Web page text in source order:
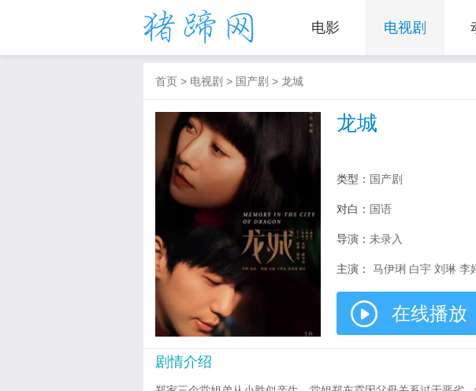
电影 电视剧
首页 > 电视剧 > 国产剧 > 龙城
龙城
类型： 国产剧
对白： 国语
导演： 未录入
主演： 马伊琍 白宇 刘琳 李
在线播放
剧情介绍